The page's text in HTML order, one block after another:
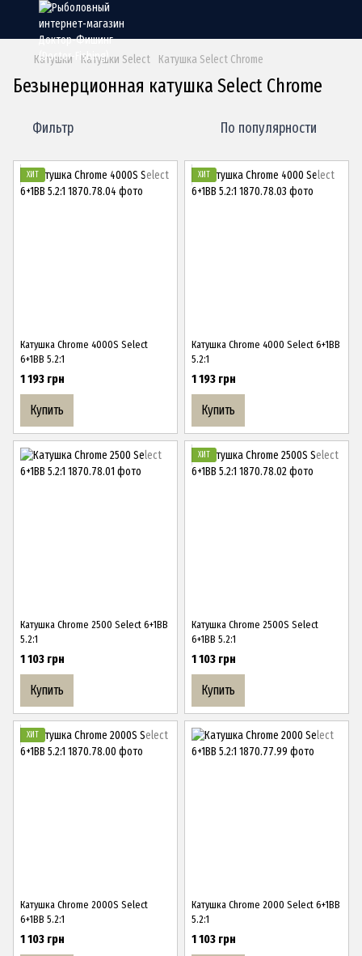
Катушки Катушки Select Катушка Select Chrome
Безынерционная катушка Select Chrome
Фильтр По популярности
ХИТ
Катушка Chrome 4000S Select
6+1BB 5.2:1
1 193 грн
Купить
ХИТ
Катушка Chrome 4000 Select 6+1BB
5.2:1
1 193 грн
Купить
Катушка Chrome 2500 Select 6+1BB
5.2:1
1 103 грн
Купить
ХИТ
Катушка Chrome 2500S Select
6+1BB 5.2:1
1 103 грн
Купить
ХИТ
Катушка Chrome 2000S Select
6+1BB 5.2:1
1 103 грн
Катушка Chrome 2000 Select 6+1BB
5.2:1
1 103 грн